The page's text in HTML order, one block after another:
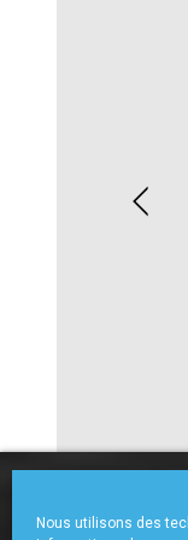
Nous utilisons des
ACCUEIL